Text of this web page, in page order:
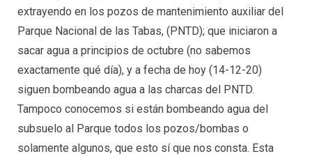
extrayendo en los pozos de mantenimiento auxiliar del
Parque Nacional de las Tabas, (PNTD); que iniciaron a
sacar agua a principios de octubre (no sabemos
exactamente qué día), y a fecha de hoy (14-12-20)
siguen bombeando agua a las charcas del PNTD.
Tampoco conocemos si están bombeando agua del
subsuelo al Parque todos los pozos/bombas o
solamente algunos, que esto sí que nos consta. Esta